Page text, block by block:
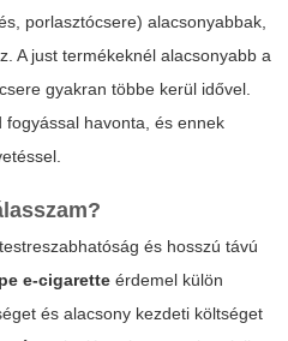
porlasztócsere) alacsonyabbak,
A just termékeknél alacsonyabb a
gyakran többe kerül idővel.
havonta, és ennek
és hosszú távú
e-cigarette érdemel külön
és alacsony kezdeti költséget